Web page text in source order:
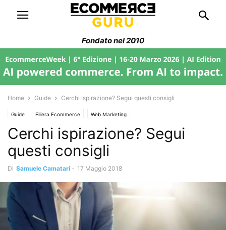
Fondato nel 2010
Home Guide Cerchi ispirazione? Segui questi consigli
Guide Filiera Ecommerce Web Marketing
Cerchi ispirazione? Segui
questi consigli
Di Samuele Camatari - 17 Maggio 2018